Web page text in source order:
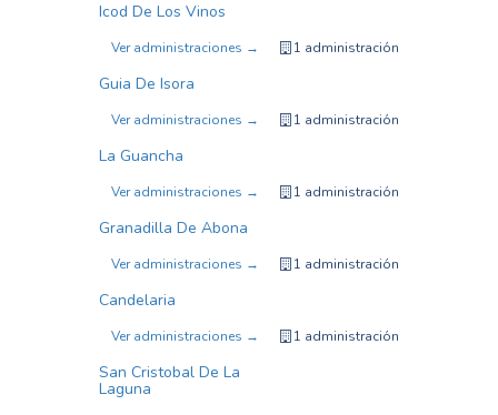
Icod De Los Vinos
1 administración
Ver administraciones →
Guia De Isora
1 administración
Ver administraciones →
La Guancha
1 administración
Ver administraciones →
Granadilla De Abona
1 administración
Ver administraciones →
Candelaria
1 administración
Ver administraciones →
San Cristobal De La
Laguna